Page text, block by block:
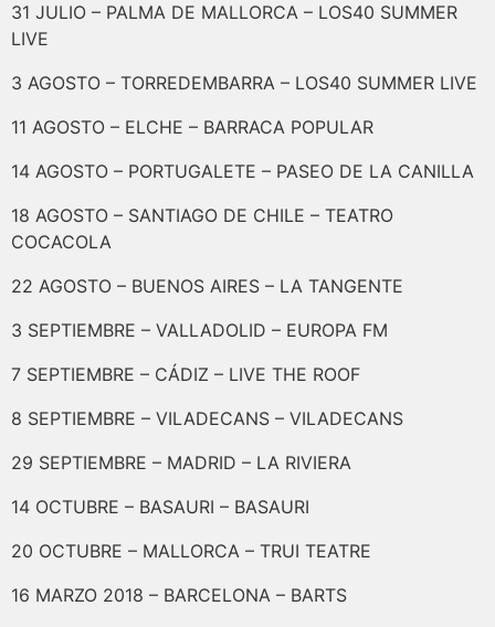
31 JULIO – PALMA DE MALLORCA – LOS40 SUMMER
LIVE
3 AGOSTO – TORREDEMBARRA – LOS40 SUMMER LIVE
11 AGOSTO – ELCHE – BARRACA POPULAR
14 AGOSTO – PORTUGALETE – PASEO DE LA CANILLA
18 AGOSTO – SANTIAGO DE CHILE – TEATRO
COCACOLA
22 AGOSTO – BUENOS AIRES – LA TANGENTE
3 SEPTIEMBRE – VALLADOLID – EUROPA FM
7 SEPTIEMBRE – CÁDIZ – LIVE THE ROOF
8 SEPTIEMBRE – VILADECANS – VILADECANS
29 SEPTIEMBRE – MADRID – LA RIVIERA
14 OCTUBRE – BASAURI – BASAURI
20 OCTUBRE – MALLORCA – TRUI TEATRE
16 MARZO 2018 – BARCELONA – BARTS